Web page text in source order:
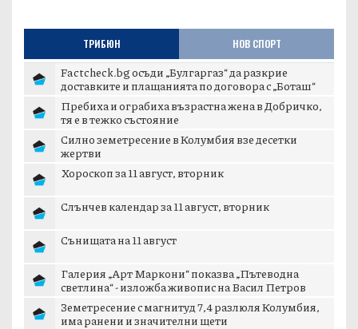
ТРИБЮН НОВ СПОРТ
Factcheck.bg осъди „Булгаргаз“ да разкрие
доставките и плащанията по договора с „Боташ“
Пребиха и ограбиха възрастна жена в Добричко,
тя е в тежко състояние
Силно земетресение в Колумбия взе десетки
жертви
Хороскоп за 11 август, вторник
Слънчев календар за 11 август, вторник
Сънищата на 11 август
Галерия „Арт Маркони“ показва „Пътеводна
светлина“ - изложба живопис на Васил Петров
Земетресение с магнитуд 7,4 разлюля Колумбия,
има ранени и значителни щети